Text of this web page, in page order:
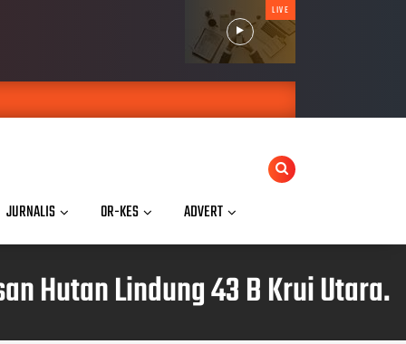
LIVE
JURNALIS OR-KES ADVERT
Hutan Lindung 43 B Krui Utara.